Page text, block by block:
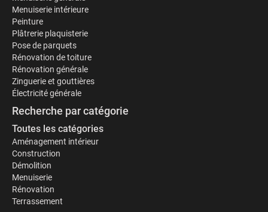
Menuiserie intérieure
Peinture
Plâtrerie plaquisterie
Pose de parquets
Rénovation de toiture
Rénovation générale
Zinguerie et gouttières
Électricité générale
Recherche par catégorie
Toutes les catégories
Aménagement intérieur
Construction
Démolition
Menuiserie
Rénovation
Terrassement